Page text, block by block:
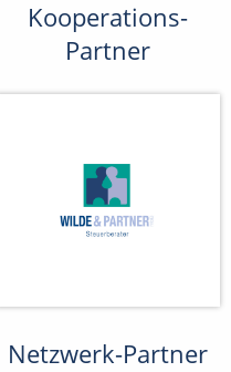
Kooperations-
Partner
Netzwerk-Partner